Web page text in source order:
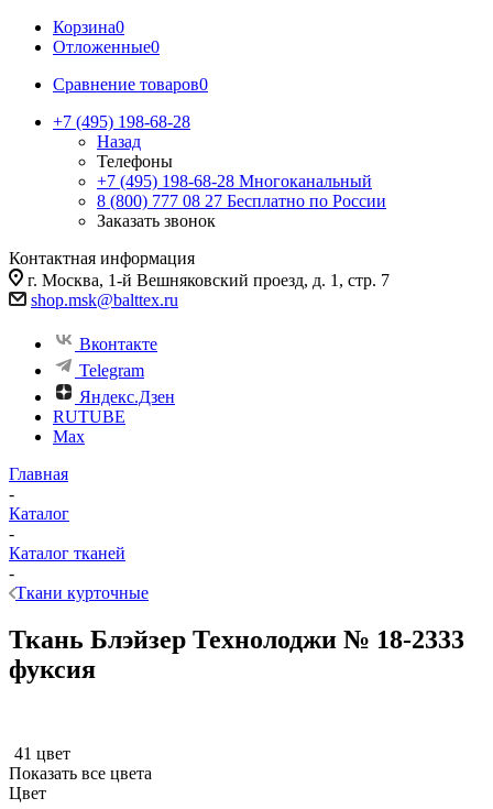
Корзина0
Отложенные0
Сравнение товаров0
+7 (495) 198-68-28
Назад
Телефоны
+7 (495) 198-68-28 Многоканальный
8 (800) 777 08 27 Бесплатно по России
Заказать звонок
Контактная информация
г. Москва, 1-й Вешняковский проезд, д. 1, стр. 7
shop.msk@balttex.ru
Вконтакте
Telegram
Яндекс.Дзен
RUTUBE
Max
Главная
-
Каталог
-
Каталог тканей
-
Ткани курточные
Ткань Блэйзер Технолоджи № 18-2333
фуксия
41 цвет
Показать все цвета
Цвет